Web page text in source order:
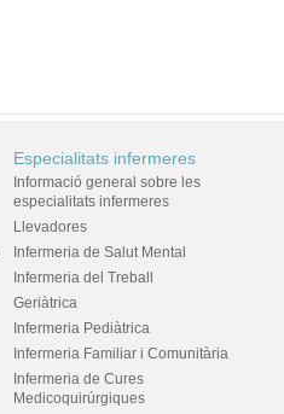
Especialitats infermeres
Informació general sobre les
especialitats infermeres
Llevadores
Infermeria de Salut Mental
Infermeria del Treball
Geriàtrica
Infermeria Pediàtrica
Infermeria Familiar i Comunitària
Infermeria de Cures
Medicoquirúrgiques